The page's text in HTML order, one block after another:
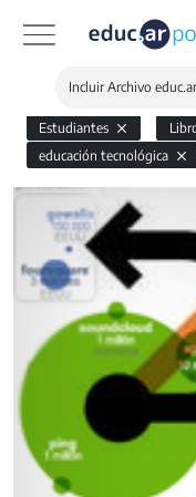
Incluir Archivo
Estudiantes
educación tecnológica